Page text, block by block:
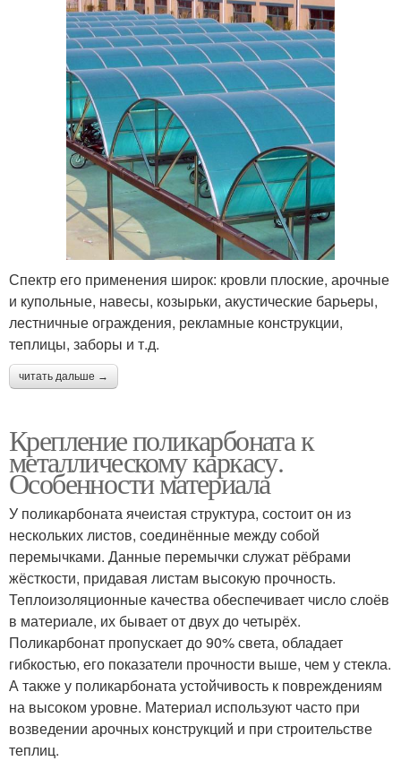
Спектр его применения широк: кровли плоские, арочные
и купольные, навесы, козырьки, акустические барьеры,
лестничные ограждения, рекламные конструкции,
теплицы, заборы и т.д.
читать дальше →
Крепление поликарбоната к
металлическому каркасу.
Особенности материала
У поликарбоната ячеистая структура, состоит он из
нескольких листов, соединённые между собой
перемычками. Данные перемычки служат рёбрами
жёсткости, придавая листам высокую прочность.
Теплоизоляционные качества обеспечивает число слоёв
в материале, их бывает от двух до четырёх.
Поликарбонат пропускает до 90% света, обладает
гибкостью, его показатели прочности выше, чем у стекла.
А также у поликарбоната устойчивость к повреждениям
на высоком уровне. Материал используют часто при
возведении арочных конструкций и при строительстве
теплиц.